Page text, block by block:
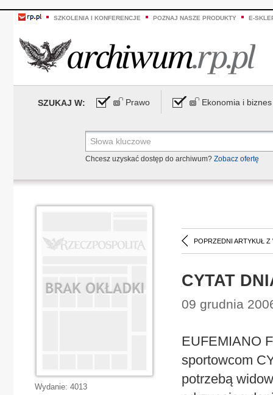
SZKOLENIA I KONFERENCJE POZNAJ NASZE PRODUKTY E-
SZUKAJ W: Prawo Ekonomia i biznes
Chcesz uzyskać dostęp do archiwum? Zobacz ofertę
POPRZEDNI ARTYKUŁ Z
CYTAT
09 grudnia
EUFEMIANO
sportowcom
potrzebą
Wydanie: 4013